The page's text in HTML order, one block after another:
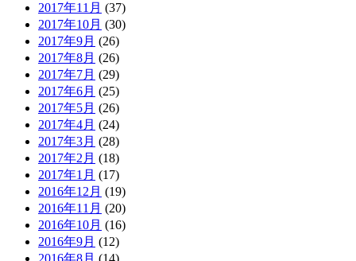
2017年11月 (37)
2017年10月 (30)
2017年9月 (26)
2017年8月 (26)
2017年7月 (29)
2017年6月 (25)
2017年5月 (26)
2017年4月 (24)
2017年3月 (28)
2017年2月 (18)
2017年1月 (17)
2016年12月 (19)
2016年11月 (20)
2016年10月 (16)
2016年9月 (12)